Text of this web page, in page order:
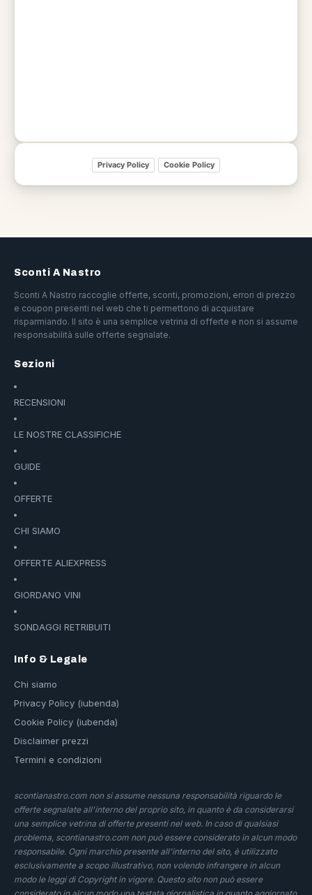
Privacy Policy Cookie Policy
Sconti A Nastro
Sconti A Nastro raccoglie offerte, sconti, promozioni, errori di prezzo
e coupon presenti nel web che ti permettono di acquistare
risparmiando. Il sito è una semplice vetrina di offerte e non si assume
responsabilità sulle offerte segnalate.
Sezioni
RECENSIONI
LE NOSTRE CLASSIFICHE
GUIDE
OFFERTE
CHI SIAMO
OFFERTE ALIEXPRESS
GIORDANO VINI
SONDAGGI RETRIBUITI
Info & Legale
Chi siamo
Privacy Policy (iubenda)
Cookie Policy (iubenda)
Disclaimer prezzi
Termini e condizioni
scontianastro.com non si assume nessuna responsabilità riguardo le
offerte segnalate all'interno del proprio sito, in quanto è da considerarsi
una semplice vetrina di offerte presenti nel web. In caso di qualsiasi
problema, scontianastro.com non può essere considerato in alcun modo
responsabile. Ogni marchio presente all'interno del sito, è utilizzato
esclusivamente a scopo illustrativo, non volendo infrangere in alcun
modo le leggi di Copyright in vigore. Questo sito non può essere